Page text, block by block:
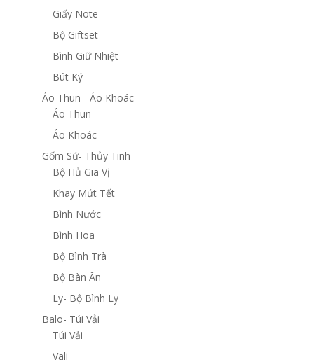
Giấy Note
Bộ Giftset
Bình Giữ Nhiệt
Bút Ký
Áo Thun - Áo Khoác
Áo Thun
Áo Khoác
Gốm Sứ- Thủy Tinh
Bộ Hủ Gia Vị
Khay Mứt Tết
Bình Nước
Bình Hoa
Bộ Bình Trà
Bộ Bàn Ăn
Ly- Bộ Bình Ly
Balo- Túi Vải
Túi Vải
Vali